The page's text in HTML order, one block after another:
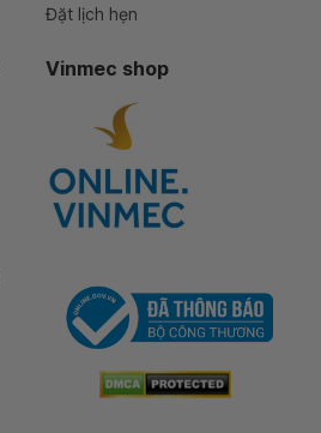
Đặt lịch hẹn
Vinmec shop